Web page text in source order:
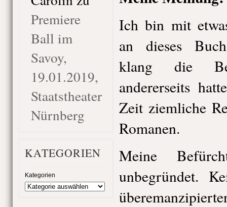
Premiere
Ball im
Savoy,
19.01.2019,
Staatstheater
Nürnberg
KATEGORIEN
Kategorien
Ich bin mit
an dieses
klang die
andererseits
Zeit ziemliche
Romanen.
Meine
unbegründet.